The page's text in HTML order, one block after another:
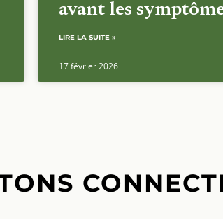
avant les
LIRE LA SUITE »
17 février 2026